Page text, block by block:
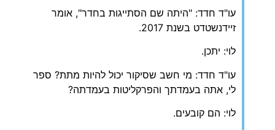
עו"ד חדד: "היתה שם הסתייגות בחדר", אומר
זיידנשטדט בשנת 2017.
לוי: יתכן.
עו"ד חדד: מי חשב שסיקור יכול להיות מתת? ספר
לי, אתה בעמדתך והפרקליטות בעמדתה?
לוי: הם קובעים.